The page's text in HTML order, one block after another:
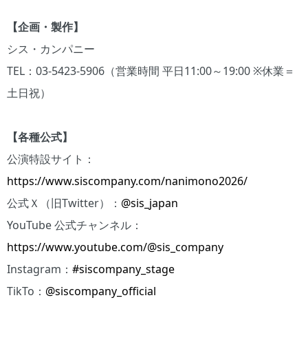
【企画・製作】
シス・カンパニー
TEL：03-5423-5906（営業時間 平日11:00～19:00 ※休業＝
土日祝）
【各種公式】
公演特設サイト：
https://www.siscompany.com/nanimono2026/
公式Ｘ（旧Twitter）： @sis_japan
YouTube 公式チャンネル：
https://www.youtube.com/@sis_company
Instagram： #siscompany_stage
TikTo： @siscompany_official